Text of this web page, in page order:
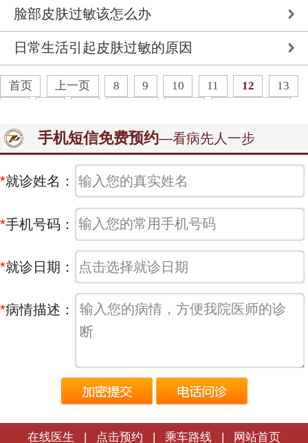
脸部皮肤过敏该怎么办
日常生活引起皮肤过敏的原因
首页 上一页 8 9 10 11 12
13
手机短信免费预约—看病先人一步
*就诊姓名：
*手机号码：
*就诊日期：
*病情描述：
在线医生 点击预约 乘车路线 网站首页